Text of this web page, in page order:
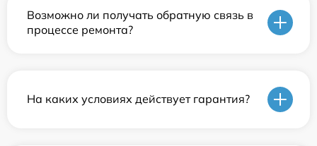
Возможно ли получать обратную связь в
процессе ремонта?
На каких условиях действует гарантия?